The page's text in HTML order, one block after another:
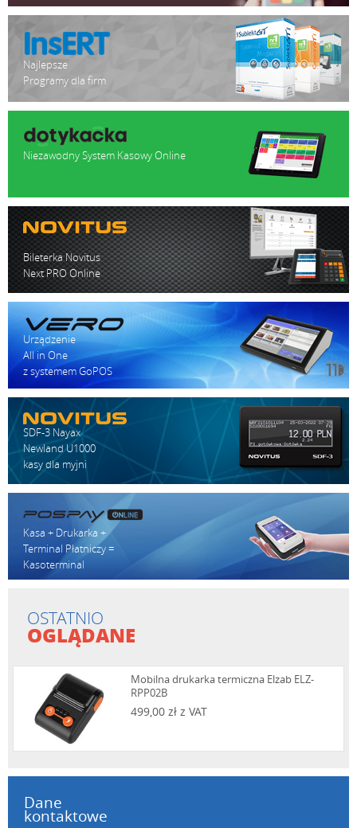
Najlepsze
Programy dla firm
Niezawodny System Kasowy Online
Bileterka Novitus
Next PRO Online
Urządzenie
All in One
z systemem GoPOS
SDF-3 Nayax
Newland U1000
kasy dla myjni
Kasa + Drukarka +
Terminal Płatniczy =
Kasoterminal
OSTATNIO
OGLĄDANE
Mobilna drukarka termiczna Elzab ELZ-
RPP02B
499,00 zł z VAT
Dane
kontaktowe